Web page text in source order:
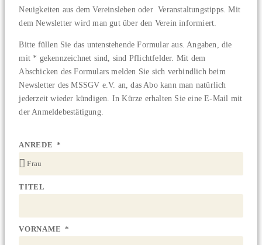
Neuigkeiten aus dem Vereinsleben oder Veranstaltungstipps. Mit
dem Newsletter wird man gut über den Verein informiert.
Bitte füllen Sie das untenstehende Formular aus. Angaben, die
mit * gekennzeichnet sind, sind Pflichtfelder. Mit dem
Abschicken des Formulars melden Sie sich verbindlich beim
Newsletter des MSSGV e.V. an, das Abo kann man natürlich
jederzeit wieder kündigen. In Kürze erhalten Sie eine E-Mail mit
der Anmeldebestätigung.
ANREDE
TITEL
VORNAME